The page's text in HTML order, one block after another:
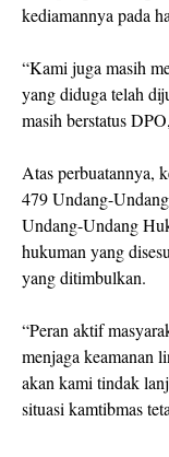
kediamannya pada
“Kami juga masih
yang diduga telah
masih berstatus
Atas perbuatannya,
479 Undang-
Undang-Undang
hukuman yang
yang ditimbulkan.
“Peran aktif
menjaga keamanan
akan kami tindak
situasi kamtibmas